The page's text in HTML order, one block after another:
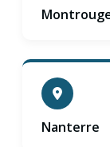
Nanterre